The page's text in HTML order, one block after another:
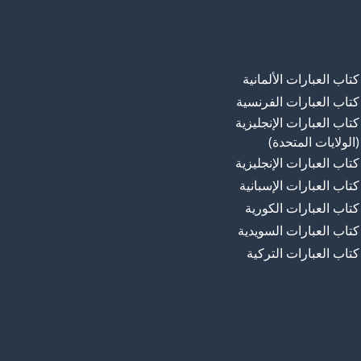
كتاب العبارات الألمانية
كتاب العبارات الفرنسية
كتاب العبارات الإنجليزية
(الولايات المتحدة)
كتاب العبارات الإنجليزية
كتاب العبارات الإسبانية
كتاب العبارات الكورية
كتاب العبارات السويدية
كتاب العبارات التركية